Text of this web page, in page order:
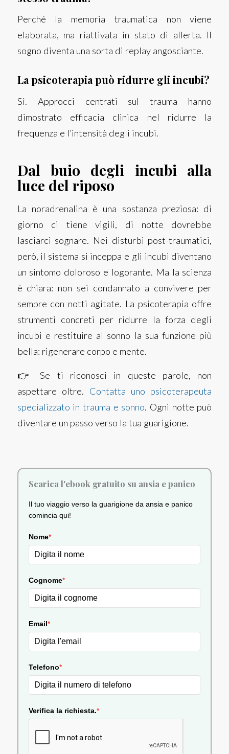
Perché la memoria traumatica non viene
elaborata, ma riattivata in stato di allerta. Il
sogno diventa una sorta di replay angosciante.
La psicoterapia può ridurre gli incubi?
Sì. Approcci centrati sul trauma hanno
dimostrato efficacia clinica nel ridurre la
frequenza e l’intensità degli incubi.
Dal buio degli incubi alla
luce del riposo
La noradrenalina è una sostanza preziosa: di
giorno ci tiene vigili, di notte dovrebbe
lasciarci sognare. Nei disturbi post-traumatici,
però, il sistema si inceppa e gli incubi diventano
un sintomo doloroso e logorante. Ma la scienza
è chiara: non sei condannato a convivere per
sempre con notti agitate. La psicoterapia offre
strumenti concreti per ridurre la forza degli
incubi e restituire al sonno la sua funzione più
bella: rigenerare corpo e mente.
👉 Se ti riconosci in queste parole, non
aspettare oltre. Contatta uno psicoterapeuta
specializzato in trauma e sonno. Ogni notte può
diventare un passo verso la tua guarigione.
Scarica l'ebook gratuito su ansia e panico
Il tuo viaggio verso la guarigione da ansia e panico
comincia qui!
Nome*
Cognome*
Email*
Telefono*
Verifica la richiesta.*